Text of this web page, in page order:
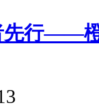
先行——